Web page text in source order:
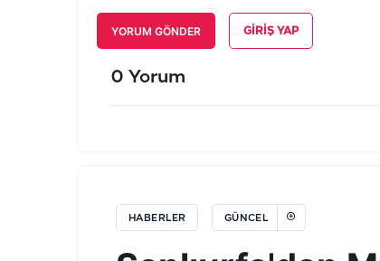
YORUM GÖNDER GIRIŞ YAP
0 Yorum
HABERLER GÜNCEL